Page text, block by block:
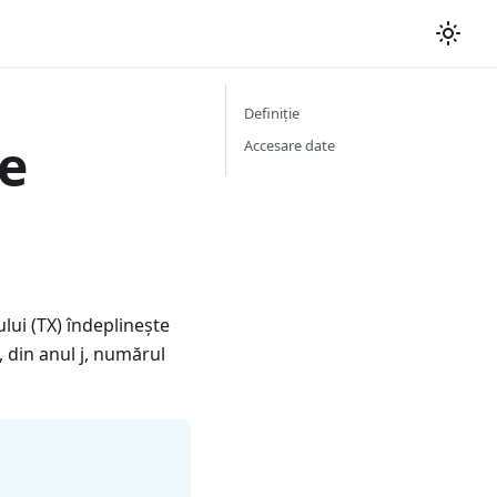
(TX) îndeplinește
din anul j, numărul
Definiție
Accesare date